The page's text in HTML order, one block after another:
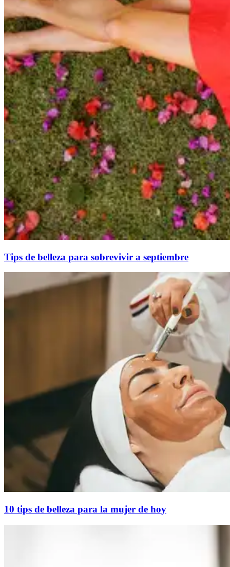
Tips de belleza para sobrevivir a septiembre
10 tips de belleza para la mujer de hoy